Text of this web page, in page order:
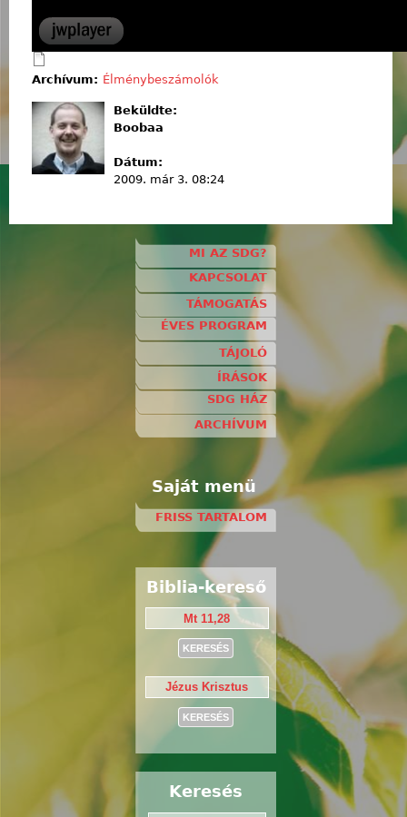
Archívum: Élménybeszámolók
Beküldte:
Boobaa
Dátum:
2009. már 3. 08:24
MI AZ SDG?
KAPCSOLAT
TÁMOGATÁS
ÉVES PROGRAM
TÁJOLÓ
ÍRÁSOK
SDG HÁZ
ARCHÍVUM
Saját menü
FRISS TARTALOM
Biblia-kereső
Keresés